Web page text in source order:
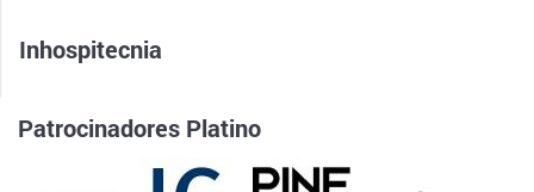
Inhospitecnia
Patrocinadores Platino